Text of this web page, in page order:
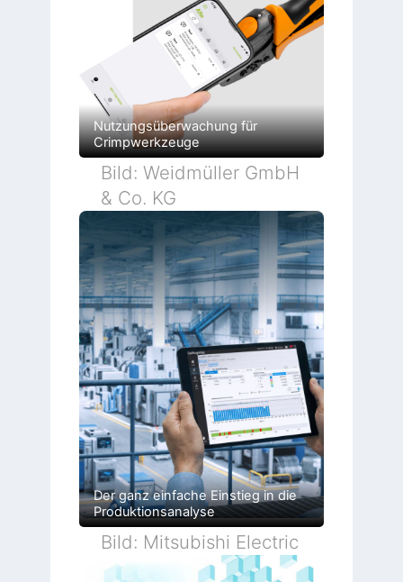
Nutzungsüberwachung für
Crimpwerkzeuge
Bild: Weidmüller GmbH
& Co. KG
Der ganz einfache Einstieg in die
Produktionsanalyse
Bild: Mitsubishi Electric